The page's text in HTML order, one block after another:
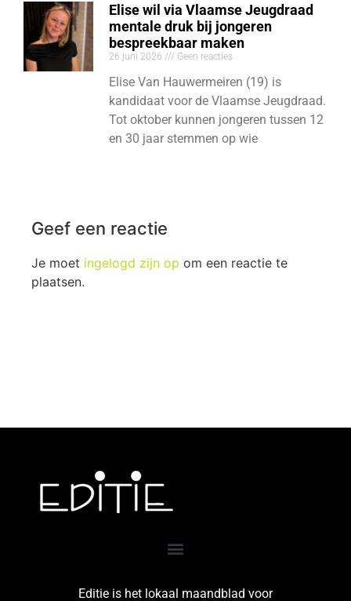
Elise wil via Vlaamse Jeugdraad
mentale druk bij jongeren
bespreekbaar maken
26 juni 2026 Geen reacties
Elise Van Hauwermeiren (19) is
kandidaat voor de Vlaamse Jeugdraad.
Tot oktober kunnen jongeren tussen 12
en 30 jaar stemmen op wie
Geef een reactie
Je moet ingelogd zijn op om een reactie te
plaatsen.
Editie is het lokaal maandblad voor